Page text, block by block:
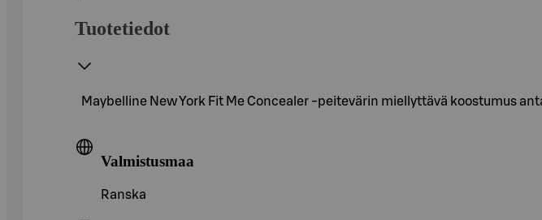
Tuotetiedot
Maybelline New York Fit Me Concealer -peitevärin miellyttävä koostumus
Valmistusmaa
Ranska